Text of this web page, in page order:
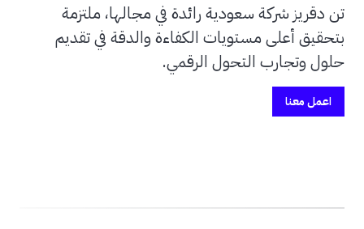
تن دقريز شركة سعودية رائدة في مجالها، ملتزمة
بتحقيق أعلى مستويات الكفاءة والدقة في تقديم
حلول وتجارب التحول الرقمي.
اعمل معنا